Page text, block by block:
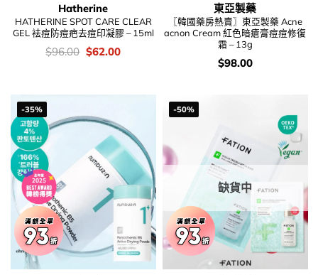
Hatherine
HATHERINE SPOT CARE CLEAR
GEL 袪痘防痘疤去痘印凝膠 – 15ml
價
錢：
$96.00 Original
price
$62.00Current
東亞製藥
〖韓國藥房熱賣〗東亞製藥 Acne
acnon Cream 紅色暗瘡膏痘痘修復
霜 – 13g
價
錢：
$98.00
-35% -50%
缺貨中